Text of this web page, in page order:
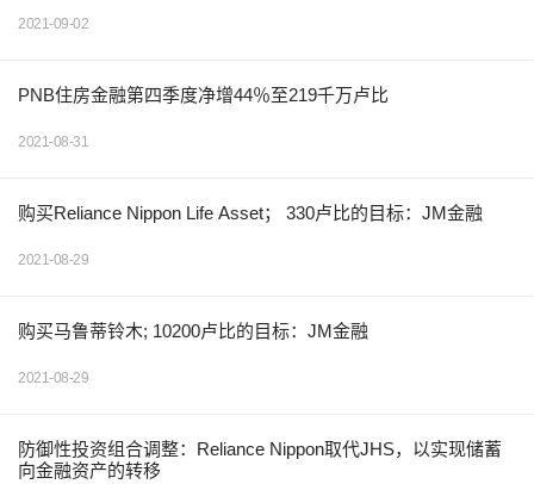
2021-09-02
PNB住房金融第四季度净增44％至219千万卢比
2021-08-31
购买Reliance Nippon Life Asset； 330卢比的目标：JM金融
2021-08-29
购买马鲁蒂铃木; 10200卢比的目标：JM金融
2021-08-29
防御性投资组合调整：Reliance Nippon取代JHS，以实现储蓄
向金融资产的转移